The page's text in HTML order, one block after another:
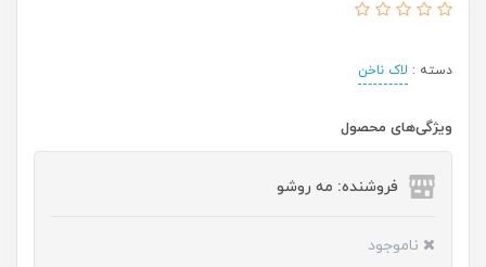
دسته : لاک ناخن
ویژگی‌های محصول
فروشنده: مه رو‌شو
ناموجود